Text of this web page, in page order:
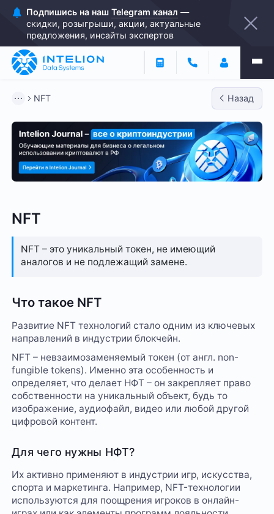
Подпишись на наш Telegram канал —
скидки, розыгрыши, акции, актуальные
предложения, инсайты экспертов
NFT Назад
NFT
NFT – это уникальный токен, не имеющий
аналогов и не подлежащий замене.
Что такое NFT
Развитие NFT технологий стало одним из ключевых
направлений в индустрии блокчейн.
NFT – невзаимозаменяемый токен (от англ. non-
fungible tokens). Именно эта особенность и
определяет, что делает НФТ – он закрепляет право
собственности на уникальный объект, будь то
изображение, аудиофайл, видео или любой другой
цифровой контент.
Для чего нужны НФТ?
Их активно применяют в индустрии игр, искусства,
спорта и маркетинга. Например, NFT-технологии
используются для поощрения игроков в онлайн-